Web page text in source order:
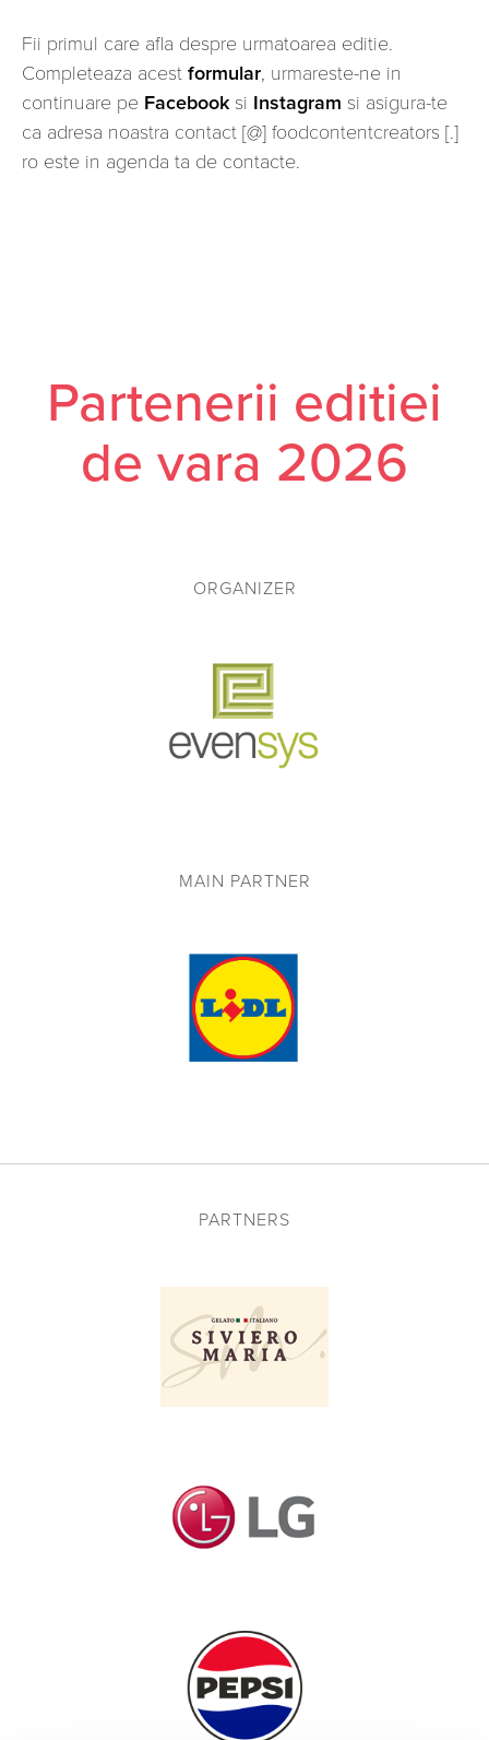
Fii primul care afla despre urmatoarea editie.
Completeaza acest formular, urmareste-ne in
continuare pe Facebook si Instagram si asigura-te
ca adresa noastra contact [@] foodcontentcreators [.]
ro este in agenda ta de contacte.
Partenerii editiei
de vara 2026
ORGANIZER
MAIN PARTNER
PARTNERS